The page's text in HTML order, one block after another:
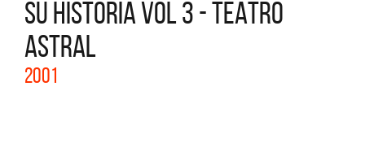
SU HISTORIA VOL 3 - TEATRO
ASTRAL
2001